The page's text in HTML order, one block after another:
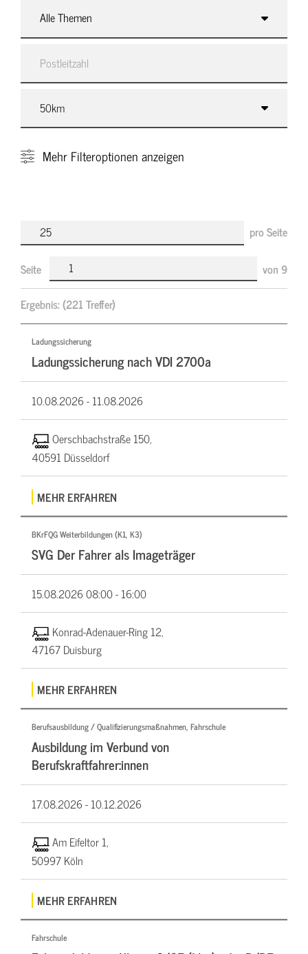
Alle Themen
Mehr Filteroptionen anzeigen
pro Seite
Seite von 9
Ergebnis:(221 Treffer)
Ladungssicherung
Ladungssicherung nach VDI 2700a
10.08.2026 -11.08.2026
Oerschbachstraße 150,
40591 Düsseldorf
MEHR ERFAHREN
BKrFQG Weiterbildungen (K1, K3)
SVG Der Fahrer als Imageträger
15.08.202608:00 - 16:00
Konrad-Adenauer-Ring 12,
47167 Duisburg
MEHR ERFAHREN
Berufsausbildung / Qualifizierungsmaßnahmen, Fahrschule
Ausbildung im Verbund von
Berufskraftfahrer:innen
17.08.2026 -10.12.2026
Am Eifeltor 1,
50997 Köln
MEHR ERFAHREN
Fahrschule